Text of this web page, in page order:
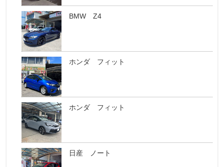
BMW Z4
ホンダ フィット
ホンダ フィット
日産 ノート